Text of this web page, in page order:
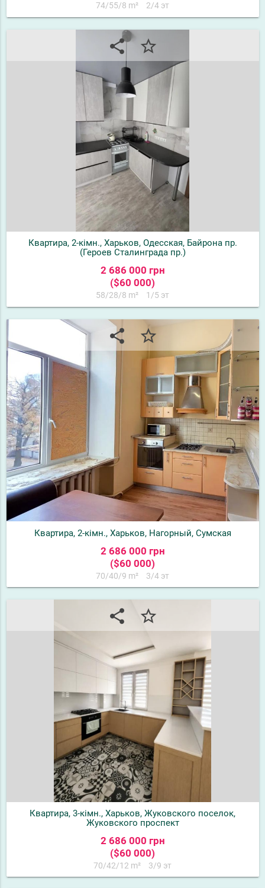
74/55/8 m² 2/4 эт
share star_border
Квартира, 2-кімн., Харьков, Одесская, Байрона пр.
(Героев Сталинграда пр.)
2 686 000 грн
($60 000)
58/28/8 m² 1/5 эт
share star_border
Квартира, 2-кімн., Харьков, Нагорный, Сумская
2 686 000 грн
($60 000)
70/40/9 m² 3/4 эт
share star_border
Квартира, 3-кімн., Харьков, Жуковского поселок,
Жуковского проспект
2 686 000 грн
($60 000)
70/42/12 m² 3/9 эт